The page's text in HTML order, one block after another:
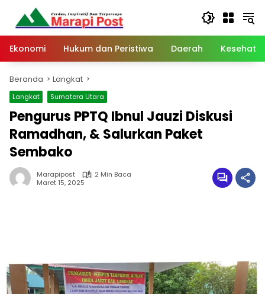
Langsung
konten
Ekonomi
Hukum dan Peristiwa Daerah
Beranda Langkat
Langkat Sumatera Utara
Pengurus PPTQ Ibnul Jauzi Diskusi
Ramadhan, & Salurkan Paket
Sembako
Marapipost
2 Min Baca
Maret 15, 2025